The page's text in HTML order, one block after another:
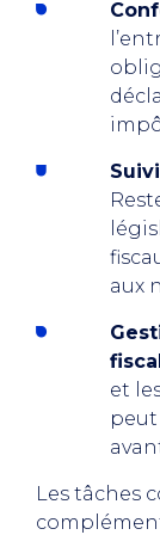
aux
et
Les tâches